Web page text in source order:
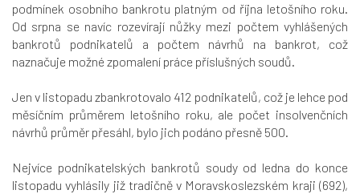
podmínek osobního bankrotu platným od října letošního roku.
Od srpna se navíc rozevírají nůžky mezi počtem vyhlášených
bankrotů podnikatelů a počtem návrhů na bankrot, což
naznačuje možné zpomalení práce příslušných soudů.
Jen v listopadu zbankrotovalo 412 podnikatelů, což je lehce pod
měsíčním průměrem letošního roku, ale počet insolvenčních
návrhů průměr přesáhl, bylo jich podáno přesně 500.
Nejvíce podnikatelských bankrotů soudy od ledna do konce
listopadu vyhlásily již tradičně v Moravskoslezském kraji (692),